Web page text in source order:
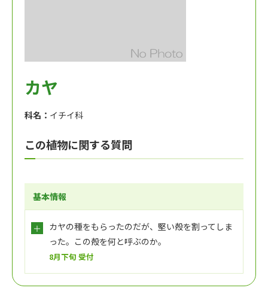
カヤ
科名： イチイ科
この植物に関する質問
基本情報
カヤの種をもらったのだが、堅い殻を割ってしま
った。この殻を何と呼ぶのか。
8月下旬 受付